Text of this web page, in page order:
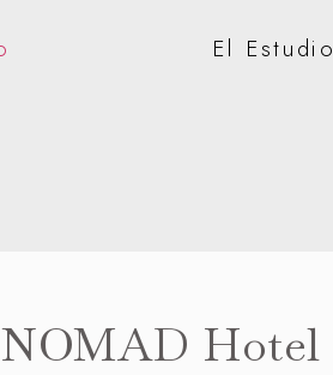
El Estudio
NOMAD Hotel